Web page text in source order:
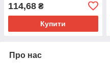
114,68 ₴
Купити
Про нас